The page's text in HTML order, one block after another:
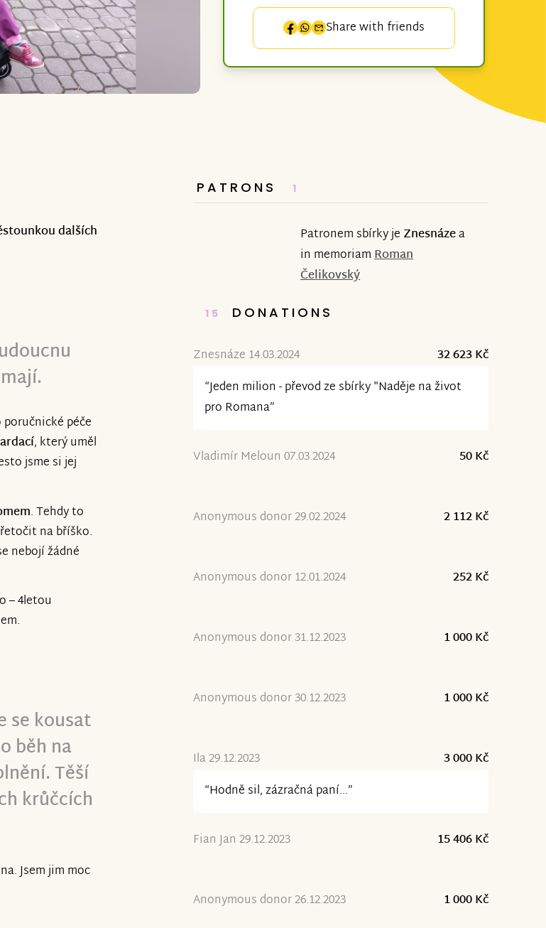
Share with friends
dalších
péče
, který uměl
jsme si jej
. Tehdy to
na bříško.
nebojí žádné
– 4letou
se kousat
běh na
Těší
krůčcích
Jsem jim moc
PATRONS 1
Patronem sbírky je Znesnázea
in memoriamRoman
Čelikovský
15 DONATIONS
Znesnáze 14.03.2024
32 623 Kč
“Jeden milion - převod ze sbírky "Naděje na život
pro Romana”
Vladimír Meloun 07.03.2024 50 Kč
Anonymous donor 29.02.2024 2 112 Kč
Anonymous donor 12.01.2024 252 Kč
Anonymous donor 31.12.2023 1 000 Kč
Anonymous donor 30.12.2023 1 000 Kč
Ila 29.12.2023
3 000 Kč
“Hodně sil, zázračná paní...”
Fian Jan 29.12.2023 15 406 Kč
Anonymous donor 26.12.2023 1 000 Kč